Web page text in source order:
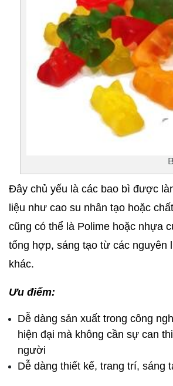
Đây chủ yếu là các bao bì được
liệu như cao su nhân tạo hoặc
cũng có thể là Polime hoặc nhựa
tổng hợp, sáng tạo từ các nguyên
khác.
Ưu điểm:
Dễ dàng sản xuất trong công
hiện đại mà không cần sự can
người
Dễ dàng thiết kế, trang trí, sáng